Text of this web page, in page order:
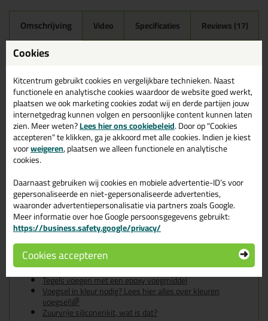
Omschrijving Video Specificaties Reviews (17)
Mapei Mapesil AC 310ml in
189 - Spelt
Zoek je Mapei Mapesil AC 310ml in een specifieke kleur?
Gevonden! Deze Mapei Mapesil AC 310ml in de kleur 189 - Spelt
is te gebruiken voor verschillende toepassingen. Een
professioneel en hoogwaardig product welke makkelijk te
gebruiken is. Bestel de Mapei Mapesil AC 310ml in de kleur 189 -
Spelt vandaag nog! Op voorraad en op werkdagen besteld =
morgen in huis.
Wil je meer weten over de toepassing en kenmerken van dit
product?Lees alles over dit product >
Tips & tricks voor Mapei Mapesil AC
310ml
In de volgende blogs wordt dit product gebruikt:
Tegels kitten? Zo doe je dat!
Tegels voegen met cementgebonden voegmiddel
Tegels voegen met een epoxy voegmiddel
Voegsel in kleur nodig? Lees hier alles over kleuren
voegsel!🌈
Zuurvrije siliconenkit, wat is dat?
Cookies
Kitcentrum gebruikt cookies en vergelijkbare technieken. Naast
functionele en analytische cookies waardoor de website goed werkt,
plaatsen we ook marketing cookies zodat wij en derde partijen jouw
internetgedrag kunnen volgen en persoonlijke content kunnen laten
zien. Meer weten?Lees hier ons cookiebeleid. Door op "Cookies
accepteren" te klikken, ga je akkoord met alle cookies. Indien je kiest
voorweigeren, plaatsen we alleen functionele en analytische
cookies.
Daarnaast gebruiken wij cookies en mobiele advertentie-ID’s voor
gepersonaliseerde en niet-gepersonaliseerde advertenties,
waaronder advertentiepersonalisatie via partners zoals Google.
Meer informatie over hoe Google persoonsgegevens gebruikt:
https://business.safety.google/privacy/
Cookies accepteren